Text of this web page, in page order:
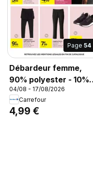
Page 54
Débardeur femme,
90% polyester - 10%
élasthanne. Différents
modèles et coloris. Du
S au XXL.
04/08 - 17/08/2026
Carrefour
4,99 €